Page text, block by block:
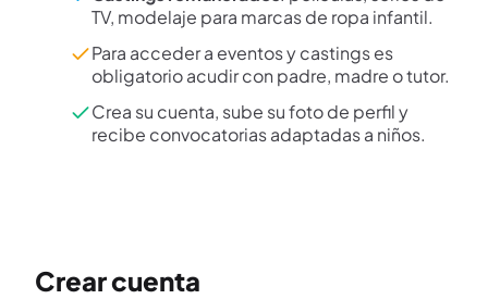
TV, modelaje para marcas de ropa infantil.
Para acceder a eventos y castings es
obligatorio acudir con padre, madre o tutor.
Crea su cuenta, sube su foto de perfil y
recibe convocatorias adaptadas a niños.
Crear cuenta